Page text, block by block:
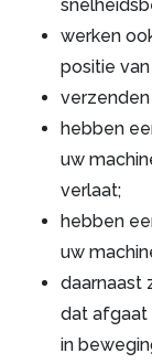
werken
positie
verzenden
hebben
uw
verlaat;
hebben
uw
daarnaast
dat afgaat
in